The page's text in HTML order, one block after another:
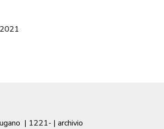
| 1221- | archivio